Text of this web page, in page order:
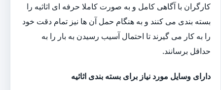
کارگران با آگاهی کامل و به صورت کاملا حرفه ای اثاثیه را
بسته بندی می کنند و به هنگام حمل آن ها نیز تمام دقت خود
را به کار می گیرند تا احتمال آسیب رسیدن به بار را به
حداقل برسانند.
دارای وسایل مورد نیاز برای بسته بندی اثاثیه